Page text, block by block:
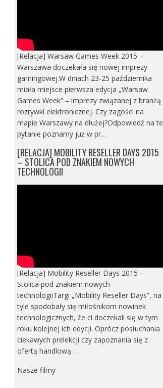
[Relacja] Warsaw Games Week 2015 –
Warszawa doczekała się nowej imprezy
gamingowej.W dniach 23-25 października
miała miejsce pierwsza edycja „Warsaw
Games Week” – imprezy związanej z branżą
rozrywki elektronicznej. Czy zagości na
mapie Warszawy na dłużej?Odpowiedź na te
pytanie poznamy już w pr…
[RELACJA] MOBILITY RESELLER DAYS 2015
– STOLICA POD ZNAKIEM NOWYCH
TECHNOLOGII
[Relacja] Mobility Reseller Days 2015 –
Stolica pod znakiem nowych
technologiiTargi „Mobility Reseller Days”, na
tyle spodobały się miłośnikom nowinek
technologicznych, że ci doczekali się w tym
roku kolejnej ich edycji. Oprócz posłuchania
ciekawych prelekcji czy zapoznania się z
ofertą handlową …
Nasze filmy